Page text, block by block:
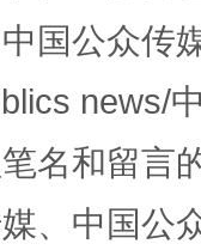
国公众传
news/
名和留言
、中国公